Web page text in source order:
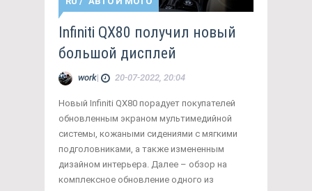
Infiniti QX80 получил новый
большой дисплей
work| 20-07-2022, 20:04
Новый Infiniti QX80 порадует покупателей
обновленным экраном мультимедийной
системы, кожаными сидениями с мягкими
подголовниками, а также измененным
дизайном интерьера. Далее – обзор на
комплексное обновление одного из